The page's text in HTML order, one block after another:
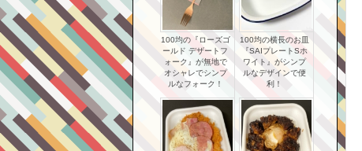
100均の『ローズゴ
ールド デザートフ
ォーク』が無地で
オシャレでシンプ
ルなフォーク！
100均の横長のお皿
『SAIプレートSホ
ワイト』がシンプ
ルなデザインで便
利！